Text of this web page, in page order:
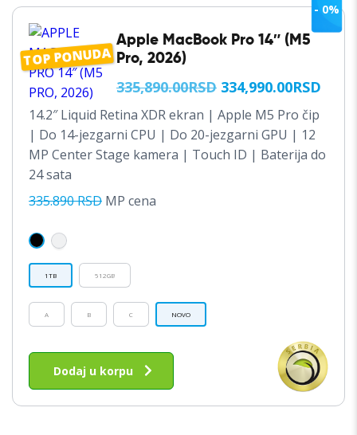
TOP PONUDA
- 0%
Apple MacBook Pro 14″ (M5
Pro, 2026)
335,890.00RSD ORIGINALNA
CENA
JE
BILA:
334,990.00RSD
14.2″ Liquid Retina XDR ekran | Apple M5 Pro čip
| Do 14-jezgarni CPU | Do 20-jezgarni GPU | 12
MP Center Stage kamera | Touch ID | Baterija do
24 sata
335.890 RSD MP cena
1TB 512GB
A B C NOVO
Dodaj u korpu
ima
više